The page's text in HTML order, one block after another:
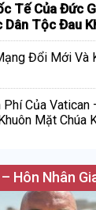
Tế Của Đức
Dân Tộc Đau
Đổi Mới Và
Phí Của
Mặt Chúa
Hôn Nhân